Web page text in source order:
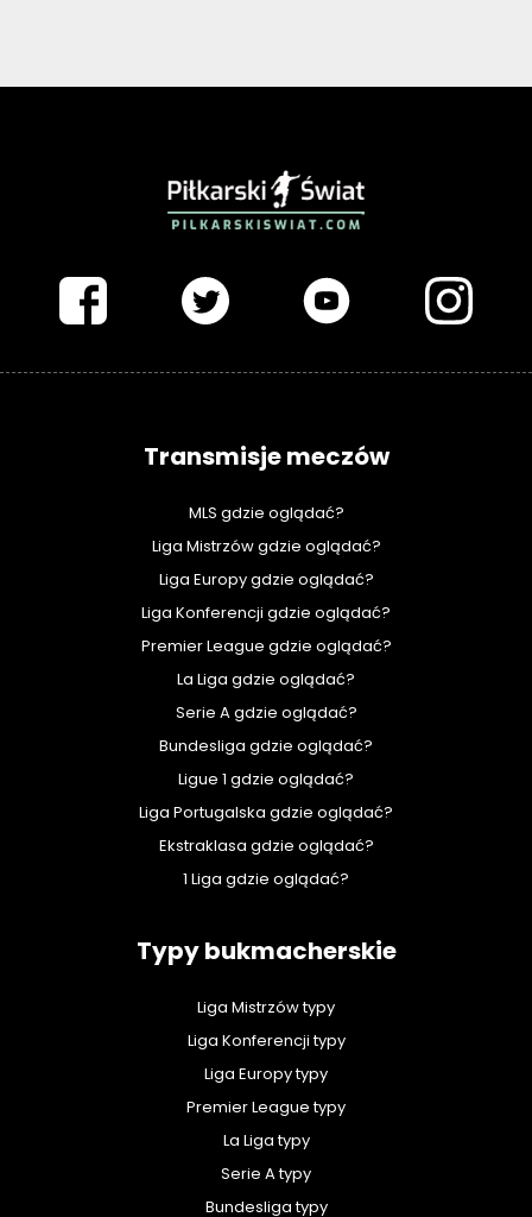
Transmisje meczów
MLS gdzie oglądać?
Liga Mistrzów gdzie oglądać?
Liga Europy gdzie oglądać?
Liga Konferencji gdzie oglądać?
Premier League gdzie oglądać?
La Liga gdzie oglądać?
Serie A gdzie oglądać?
Bundesliga gdzie oglądać?
Ligue 1 gdzie oglądać?
Liga Portugalska gdzie oglądać?
Ekstraklasa gdzie oglądać?
1 Liga gdzie oglądać?
Typy bukmacherskie
Liga Mistrzów typy
Liga Konferencji typy
Liga Europy typy
Premier League typy
La Liga typy
Serie A typy
Bundesliga typy